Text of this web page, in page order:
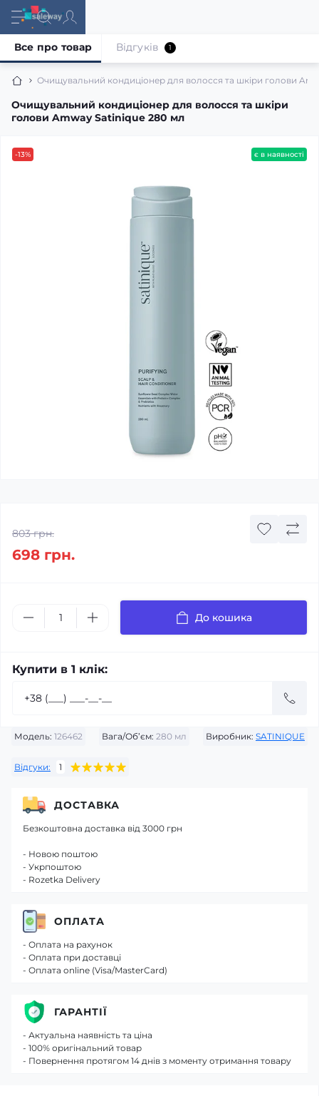
Очищувальний кондиціонер для волосся та шкіри голови
Очищувальний кондиціонер для волосся та шкіри
голови Amway Satinique 280 мл
Все про товар Відгуків 1
-13% є в наявності
Модель: 126462 Вага/Об’єм: 280 мл Виробник: SATINIQUE
Відгуки: 1
803 грн.
698 грн.
До кошика
Купити в 1 клік:
ДОСТАВКА
Безкоштовна доставка від 3000 грн
- Новою поштою
- Укрпоштою
- Rozetka Delivery
ОПЛАТА
- Оплата на рахунок
- Оплата при доставці
- Оплата online (Visa/MasterCard)
ГАРАНТІЇ
- Актуальна наявність та ціна
- 100% оригінальний товар
- Повернення протягом 14 днів з моменту отримання товару